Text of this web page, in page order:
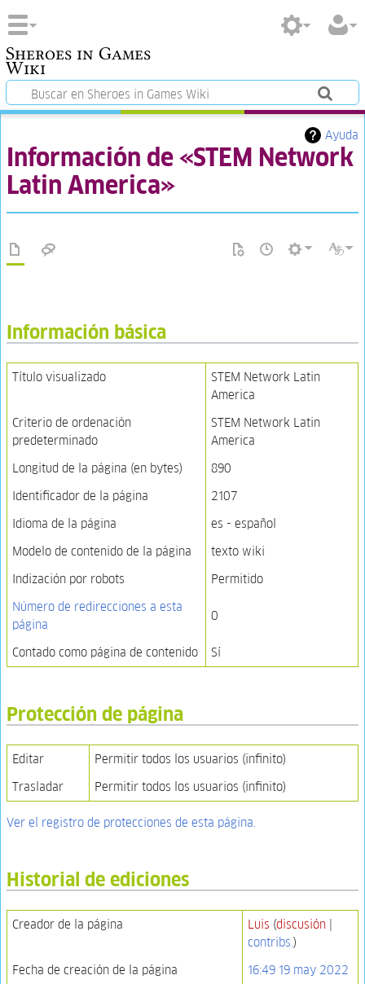
Sheroes in Games
Wiki
Ayuda
Información de «STEM Network
Latin America»
Información básica
Título visualizado
STEM Network Latin
America
Criterio de ordenación
predeterminado
STEM Network Latin
America
Longitud de la página (en bytes)
890
Identificador de la página
2107
Idioma de la página
es - español
Modelo de contenido de la página
texto wiki
Indización por robots
Permitido
Número de redirecciones a esta
página
0
Contado como página de contenido Sí
Protección de página
Editar
Permitir todos los usuarios (infinito)
Trasladar
Permitir todos los usuarios (infinito)
Ver el registro de protecciones de esta página.
Historial de ediciones
Creador de la página Luis (discusión|
contribs. )
Fecha de creación de la página
16:49 19 may 2022